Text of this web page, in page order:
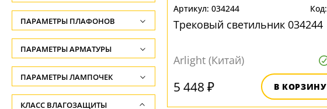
034244
Трековый светильник 034244
Arlight (Китай)
5 448 ₽ В КОРЗИНУ
Высота, см
-
Ширина, см
-
Диаметр, см
-
ПАРАМЕТРЫ ПЛАФОНОВ
ФОРМА ПЛАФОНА
Цилиндр(6)
ПОВЕРХНОСТЬ
ПАРАМЕТРЫ АРМАТУРЫ
ЦВЕТ АРМАТУРЫ
Белый(2)
ПАРАМЕТРЫ ЛАМПОЧЕК
Количество ламп
КЛАСС ВЛАГОЗАЩИТЫ